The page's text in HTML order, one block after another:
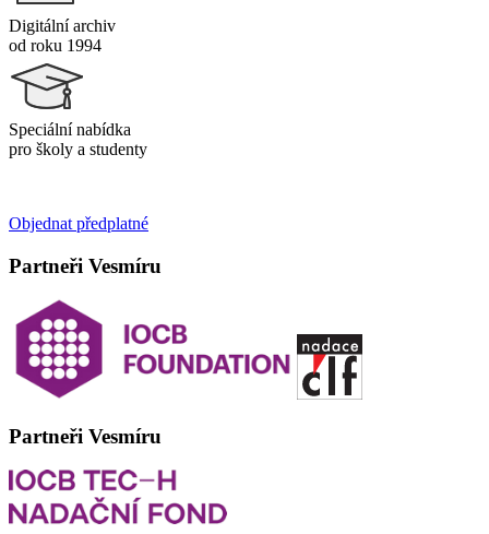
Digitální archiv
od roku 1994
Speciální nabídka
pro školy a studenty
Objednat předplatné
Partneři Vesmíru
Partneři Vesmíru